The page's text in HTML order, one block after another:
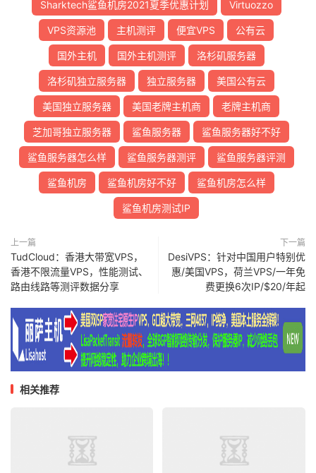
Sharktech鲨鱼机房2021夏季优惠计划 Virtuozzo
VPS资源池 主机测评 便宜VPS 公有云
国外主机 国外主机测评 洛杉矶服务器
洛杉矶独立服务器 独立服务器 美国公有云
美国独立服务器 美国老牌主机商 老牌主机商
芝加哥独立服务器 鲨鱼服务器 鲨鱼服务器好不好
鲨鱼服务器怎么样 鲨鱼服务器测评 鲨鱼服务器评测
鲨鱼机房 鲨鱼机房好不好 鲨鱼机房怎么样
鲨鱼机房测试IP
上一篇
TudCloud：香港大带宽VPS，
香港不限流量VPS，性能测试、
路由线路等测评数据分享
下一篇
DesiVPS：针对中国用户特别优
惠/美国VPS，荷兰VPS/一年免
费更换6次IP/$20/年起
相关推荐